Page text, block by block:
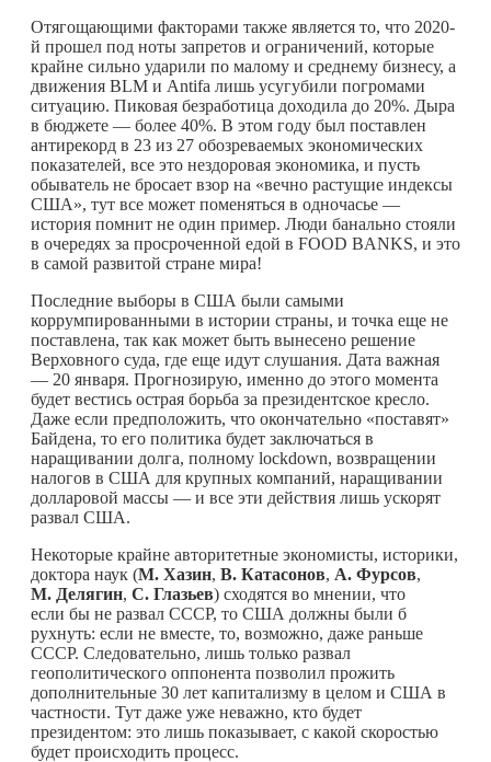
Отягощающими факторами также является то, что 2020-
й прошел под ноты запретов и ограничений, которые
крайне сильно ударили по малому и среднему бизнесу, а
движения BLM и Antifa лишь усугубили погромами
ситуацию. Пиковая безработица доходила до 20%. Дыра
в бюджете — более 40%. В этом году был поставлен
антирекорд в 23 из 27 обозреваемых экономических
показателей, все это нездоровая экономика, и пусть
обыватель не бросает взор на «вечно растущие индексы
США», тут все может поменяться в одночасье —
история помнит не один пример. Люди банально стояли
в очередях за просроченной едой в FOOD BANKS, и это
в самой развитой стране мира!
Последние выборы в США были самыми
коррумпированными в истории страны, и точка еще не
поставлена, так как может быть вынесено решение
Верховного суда, где еще идут слушания. Дата важная
— 20 января. Прогнозирую, именно до этого момента
будет вестись острая борьба за президентское кресло.
Даже если предположить, что окончательно «поставят»
Байдена, то его политика будет заключаться в
наращивании долга, полному lockdown, возвращении
налогов в США для крупных компаний, наращивании
долларовой массы — и все эти действия лишь ускорят
развал США.
Некоторые крайне авторитетные экономисты, историки,
доктора наук (М. Хазин, В. Катасонов, А. Фурсов,
М. Делягин, С. Глазьев) сходятся во мнении, что
если бы не развал СССР, то США должны были б
рухнуть: если не вместе, то, возможно, даже раньше
СССР. Следовательно, лишь только развал
геополитического оппонента позволил прожить
дополнительные 30 лет капитализму в целом и США в
частности. Тут даже уже неважно, кто будет
президентом: это лишь показывает, с какой скоростью
будет происходить процесс.